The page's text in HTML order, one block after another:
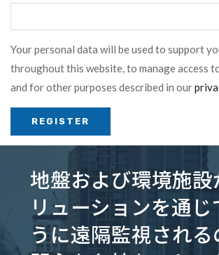
Your personal data will be used to support
throughout this website, to manage access
and for other purposes described in our
地盤および環境施設
リューションを通
うに遠隔監視され